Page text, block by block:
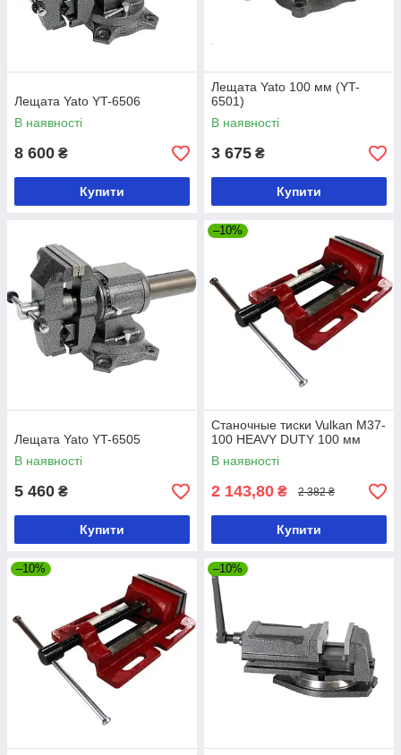
Лещата Yato YT-6506
В наявності
8 600 ₴
Купити
Лещата Yato 100 мм (YT-
6501)
В наявності
3 675 ₴
Купити
Лещата Yato YT-6505
В наявності
5 460 ₴
Купити
–10%
Станочные тиски Vulkan M37-
100 HEAVY DUTY 100 мм
В наявності
2 143,80 ₴ 2 382 ₴
Купити
–10% –10%